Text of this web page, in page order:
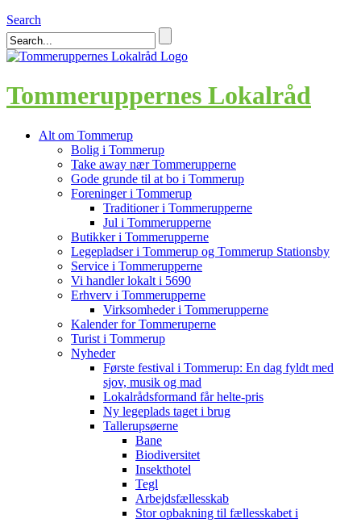
Search
Tommeruppernes Lokalråd
Alt om Tommerup
Bolig i Tommerup
Take away nær Tommerupperne
Gode grunde til at bo i Tommerup
Foreninger i Tommerup
Traditioner i Tommerupperne
Jul i Tommerupperne
Butikker i Tommerupperne
Legepladser i Tommerup og Tommerup Stationsby
Service i Tommerupperne
Vi handler lokalt i 5690
Erhverv i Tommerupperne
Virksomheder i Tommerupperne
Kalender for Tommeruperne
Turist i Tommerup
Nyheder
Første festival i Tommerup: En dag fyldt med
sjov, musik og mad
Lokalrådsformand får helte-pris
Ny legeplads taget i brug
Tallerupsøerne
Bane
Biodiversitet
Insekthotel
Tegl
Arbejdsfællesskab
Stor opbakning til fællesskabet i